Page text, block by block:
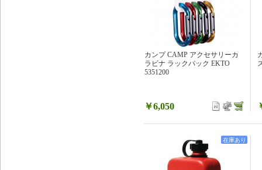
カンプ CAMP アクセサリーカ
ラビナ ラックパック EKTO
5351200
￥6,050
在庫あり